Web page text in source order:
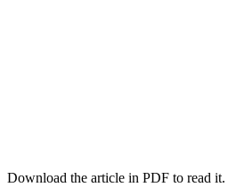
Download the article in PDF to read it.